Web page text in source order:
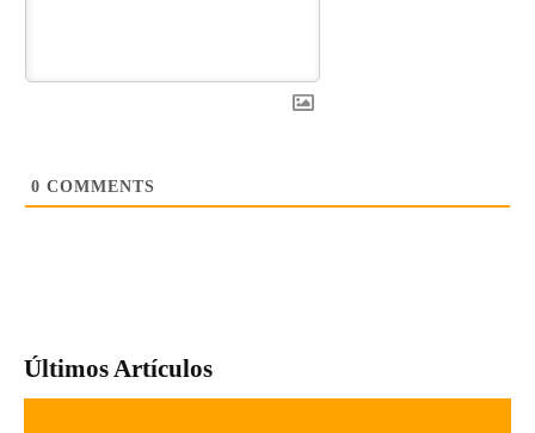
0 COMMENTS
Últimos Artículos